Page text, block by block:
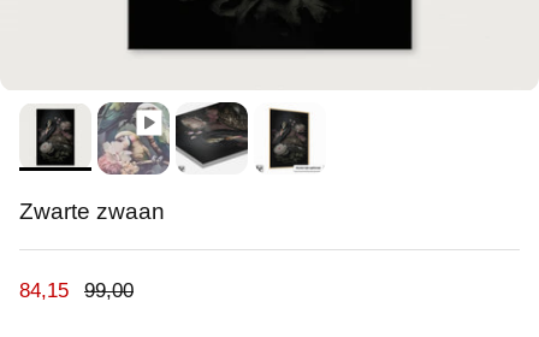
Zwarte zwaan
Verkoopprijs
84,15 Reguliere prijs
99,00